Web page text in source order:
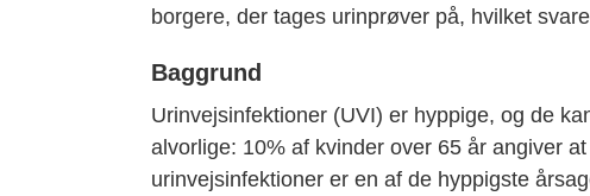
borgere, der tages urinprøver på, hvilket
Baggrund
Urinvejsinfektioner (UVI) er hyppige, og de
alvorlige: 10% af kvinder over 65 år angiver
urinvejsinfektioner er en af de hyppigste